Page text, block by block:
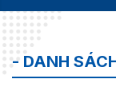
- DANH